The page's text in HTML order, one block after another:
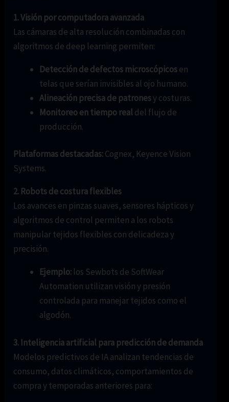
1. Visión por computadora avanzada
Las cámaras de alta resolución combinadas con
algoritmos de deep learning permiten:
Detección de defectos microscópicosen
telas que serían invisibles al ojo humano.
Alineación precisa de patronesy costuras.
Monitoreo en tiempo realdel flujo de
producción.
Plataformas destacadas:Cognex, Keyence Vision
Systems.
2. Robots de costura flexibles
Los avances en pinzas suaves, sensores hápticos y
algoritmos de control permiten a los robots
manipular tejidos flexibles con delicadeza y
precisión.
Ejemplo: los Sewbots de SoftWear
Automation utilizan visión y presión
controlada para manejar tejidos como el
algodón.
3. Inteligencia artificial para predicción de demanda
Modelos predictivos de IA analizan tendencias de
consumo, datos climáticos, comportamientos de
compra y temporadas anteriores para: